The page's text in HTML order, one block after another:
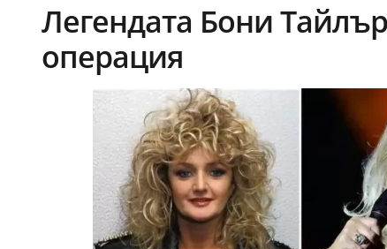
Легендата Бони
операция